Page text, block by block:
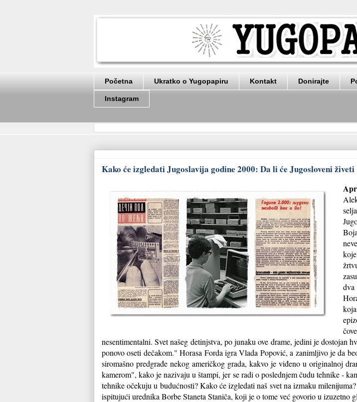
Početna Ukratko o Yugopapiru Kontakt Donirajte
Instagram
Kako će izgledati Jugoslavija godine 2000: Da li će Jugosloveni
nesentimentalni. Svet našeg detinjstva, po junaku ove drame, jedini je dostojan
ponovo oseti dečakom." Horasa Forda igra Vlada Popović, a zanimljivo je da
siromašno predgrađe nekog američkog grada, kakvo je viđeno u originalnoj
kamerom", kako je nazivaju u štampi, jer se radi o poslednjem čudu tehnike -
tehnike očekuju u budućnosti? Kako će izgledati naš svet na izmaku
ispitujući urednika Borbe Staneta Staniča, koji je o tome već govorio u